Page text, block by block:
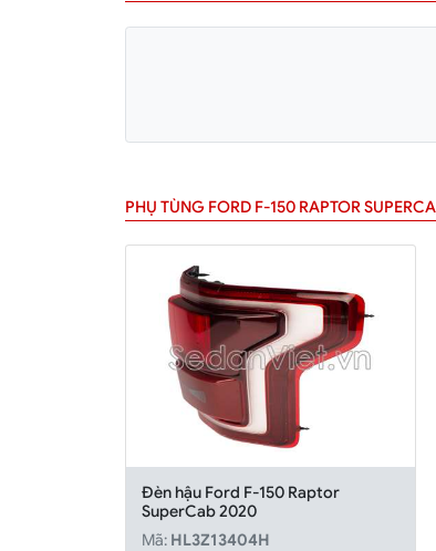
PHỤ TÙNG FORD F-150 RAPTOR
Đèn hậu Ford F-150 Raptor
SuperCab 2020
Mã: HL3Z13404H